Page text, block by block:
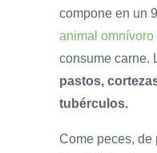
compone en un
animal omnívoro
consume carne.
pastos,
tubérculos.
Come peces, de